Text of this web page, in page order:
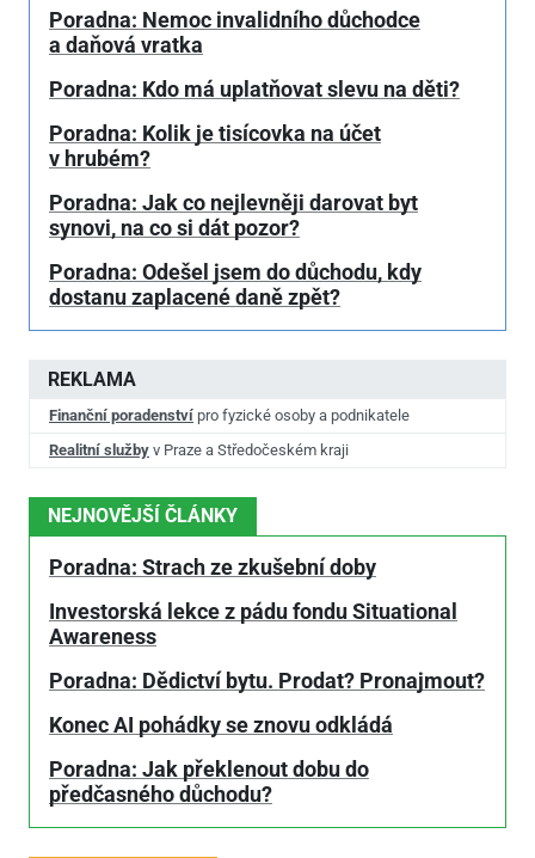
REKLAMA
Finanční poradenství pro fyzické osoby a podnikatele
Realitní služby v Praze a Středočeském kraji
NEJNOVĚJŠÍ ČLÁNKY
Poradna: Strach ze zkušební doby
Investorská lekce z pádu fondu Situational
Awareness
Poradna: Dědictví bytu. Prodat? Pronajmout?
Konec AI pohádky se znovu odkládá
Poradna: Jak překlenout dobu do
předčasného důchodu?
Poradna: Nemoc invalidního důchodce
a daňová vratka
Poradna: Kdo má uplatňovat slevu na děti?
Poradna: Kolik je tisícovka na účet
v hrubém?
Poradna: Jak co nejlevněji darovat byt
synovi, na co si dát pozor?
Poradna: Odešel jsem do důchodu, kdy
dostanu zaplacené daně zpět?